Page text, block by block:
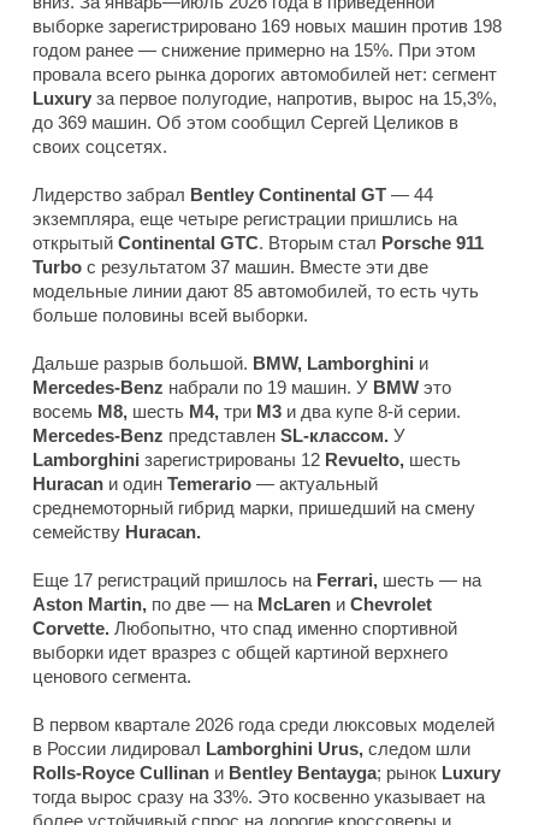
выборке зарегистрировано 169 новых машин против 198
годом ранее — снижение примерно на 15%. При этом
провала всего рынка дорогих автомобилей нет: сегмент
Luxury за первое полугодие, напротив, вырос на 15,3%,
до 369 машин. Об этом сообщил Сергей Целиков в
своих соцсетях.
Лидерство забрал Bentley Continental GT — 44
экземпляра, еще четыре регистрации пришлись на
открытый Continental GTC. Вторым стал Porsche 911
Turbo с результатом 37 машин. Вместе эти две
модельные линии дают 85 автомобилей, то есть чуть
больше половины всей выборки.
Дальше разрыв большой. BMW, Lamborghini и
Mercedes-Benz набрали по 19 машин. У BMW это
восемь M8, шесть M4, три M3 и два купе 8-й серии.
Mercedes-Benz представлен SL-классом. У
Lamborghini зарегистрированы 12 Revuelto, шесть
Huracan и один Temerario — актуальный
среднемоторный гибрид марки, пришедший на смену
семейству Huracan.
Еще 17 регистраций пришлось на Ferrari, шесть — на
Aston Martin, по две — на McLaren и Chevrolet
Corvette. Любопытно, что спад именно спортивной
выборки идет вразрез с общей картиной верхнего
ценового сегмента.
В первом квартале 2026 года среди люксовых моделей
в России лидировал Lamborghini Urus, следом шли
Rolls-Royce Cullinan и Bentley Bentayga; рынок Luxury
тогда вырос сразу на 33%. Это косвенно указывает на
более устойчивый спрос на дорогие кроссоверы и